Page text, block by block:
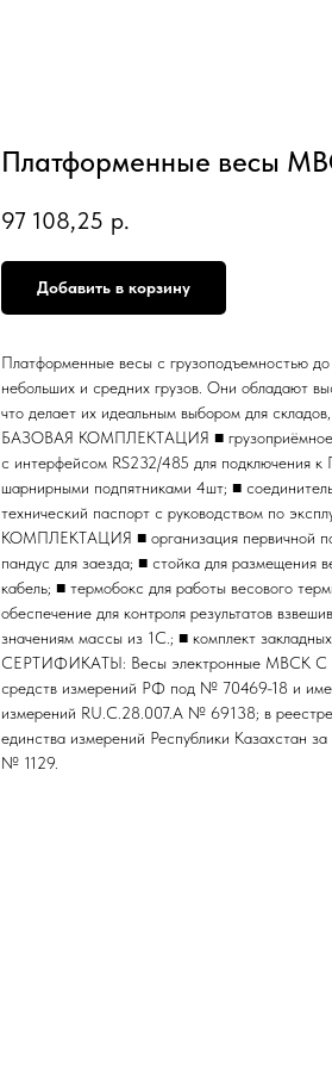
Платформенные весы
97 108,25 р.
Добавить в корзину
Платформенные весы с грузоподъемностью
небольших и средних грузов. Они обладают
что делает их идеальным выбором для
БАЗОВАЯ КОМПЛЕКТАЦИЯ ■ грузоприёмное
с интерфейсом RS232/485 для подключения к
шарнирными подпятниками 4шт; ■
технический паспорт с руководством по
КОМПЛЕКТАЦИЯ ■ организация первичной
пандус для заезда; ■ стойка для размещения
кабель; ■ термобокс для работы весового
обеспечение для контроля результатов
значениям массы из 1С.; ■ комплект
СЕРТИФИКАТЫ: Весы электронные МВСК С
средств измерений РФ под № 70469-18 и
измерений RU.С.28.007.А № 69138; в реестре
единства измерений Республики Казахстан
№ 1129.